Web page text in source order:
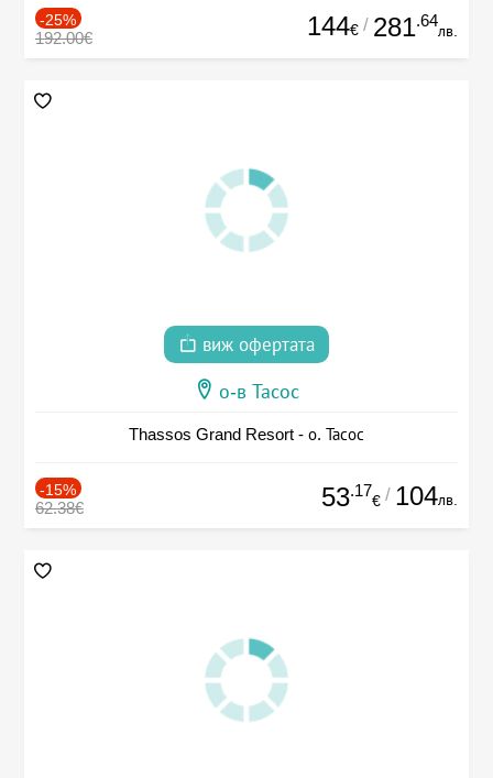
-25%
192.00€ 144€ / 281.64
лв.
виж офертата
о-в Тасос
Thassos Grand Resort - о. Тасос
-15%
62.38€ 53.17
€ / 104лв.